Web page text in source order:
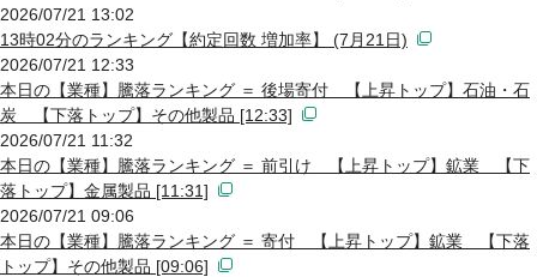
2026/07/21 13:02
13時02分のランキング【約定回数 増加率】 (7月21日)
2026/07/21 12:33
本日の【業種】騰落ランキング ＝ 後場寄付 【上昇トップ】石油・石
炭 【下落トップ】その他製品 [12:33]
2026/07/21 11:32
本日の【業種】騰落ランキング ＝ 前引け 【上昇トップ】鉱業 【下
落トップ】金属製品 [11:31]
2026/07/21 09:06
本日の【業種】騰落ランキング ＝ 寄付 【上昇トップ】鉱業 【下落
トップ】その他製品 [09:06]